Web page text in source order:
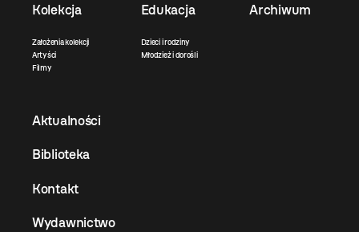
Kolekcja
Założenia kolekcji
Artyści
Filmy
Edukacja
Dzieci i rodziny
Młodzież i dorośli
Archiwum
Aktualności
Biblioteka
Kontakt
Wydawnictwo